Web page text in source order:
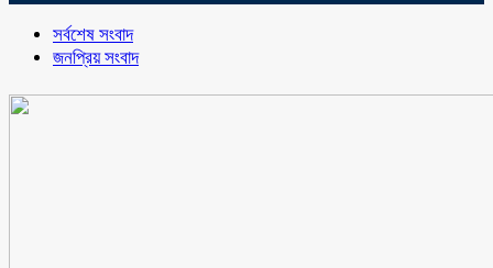
সর্বশেষ সংবাদ
জনপ্রিয় সংবাদ